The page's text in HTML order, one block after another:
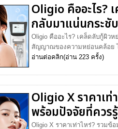
Oligio คืออะไร?
กลับมาแน่นกระชับ
Oligio คืออะไร? เคล็ดลับกู้ผิว
สัญญาณของความหย่อนคล้อย
อ่านต่อคลิก(อ่าน 223 ครั้ง)
Oligio X ราคาเท่
พร้อมปัจจัยที่ควร
Oligio X ราคาเท่าไหร่? รวม